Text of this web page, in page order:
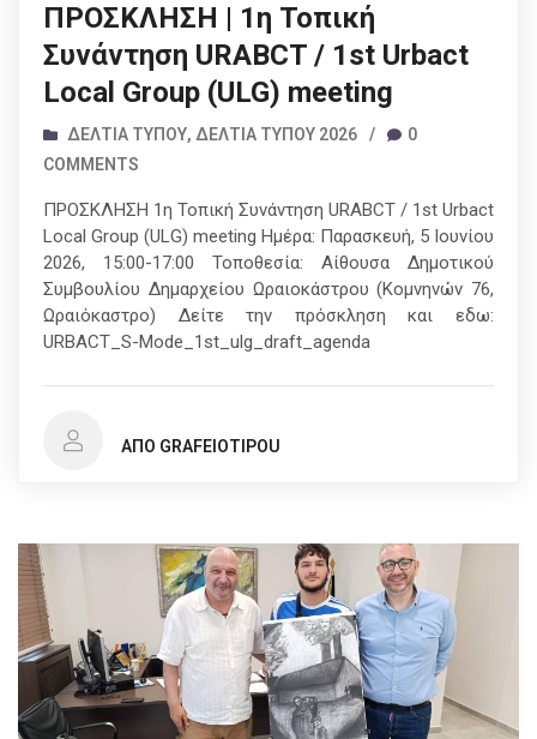
ΠΡΟΣΚΛΗΣΗ | 1η Τοπική
Συνάντηση URABCT / 1st Urbact
Local Group (ULG) meeting
ΔΕΛΤΊΑ ΤΎΠΟΥ, ΔΕΛΤΊΑ ΤΎΠΟΥ 2026 /
0
COMMENTS
ΠΡΟΣΚΛΗΣΗ 1η Τοπική Συνάντηση URABCT / 1st Urbact
Local Group (ULG) meeting Ημέρα: Παρασκευή, 5 Ιουνίου
2026, 15:00-17:00 Τοποθεσία: Αίθουσα Δημοτικού
Συμβουλίου Δημαρχείου Ωραιοκάστρου (Κομνηνών 76,
Ωραιόκαστρο) Δείτε την πρόσκληση και εδω:
URBACT_S-Mode_1st_ulg_draft_agenda
ΑΠΌ GRAFEIOTIPOU